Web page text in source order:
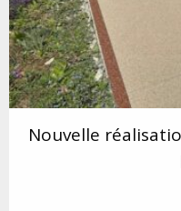
Nouvelle